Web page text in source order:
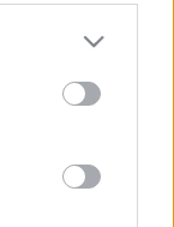
more Google
may click to
party tags to
below Google